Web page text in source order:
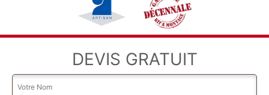
DEVIS GRATUIT